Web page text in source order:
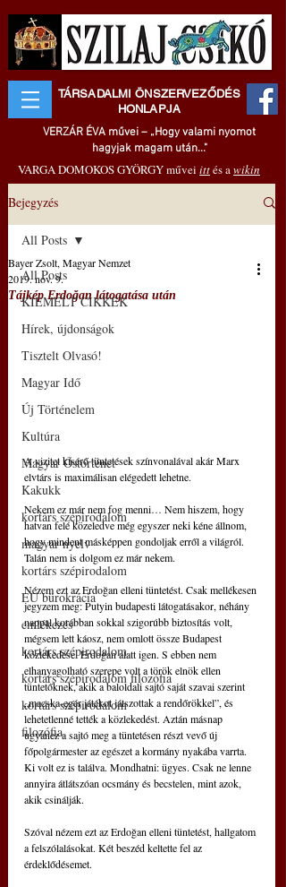
TÁRSADALMI ÖNSZERVEZŐDÉS
HONLAPJA
VERZÁR ÉVA művei – „Hogy valami nyomot
hagyjak magam után..."
VARGA DOMOKOS GYÖRGY művei ittés awikin
Bejegyzés
All Posts
KIEMELT CIKKEK
Hírek, újdonságok
Tisztelt Olvasó!
Magyar Idő
Új Történelem
Kultúra
Magyar Őstörténet
Kakukk
kortárs szépirodalom
magyar nyelv
kortárs szépirodalom
EU bürokrácia
emlékezés
kortárs szépirodalom
kortárs szépirodalom filozófia
kortárs szépirodalom
filozófia
All Posts
Tájkép Erdoğan látogatása után
Bayer Zsolt, Magyar Nemzet
2019. nov. 9.
A vizitet kísérő tüntetések színvonalával akár Marx
elvtárs is maximálisan elégedett lehetne.
Nekem ez már nem fog menni… Nem hiszem, hogy
hatvan felé közeledve még egyszer neki kéne állnom,
hogy mindent másképpen gondoljak erről a világról.
Talán nem is dolgom ez már nekem.
Nézem ezt az Erdoğan elleni tüntetést. Csak mellékesen
jegyzem meg: Putyin budapesti látogatásakor, néhány
nappal korábban sokkal szigorúbb biztosítás volt,
mégsem lett káosz, nem omlott össze Budapest
közlekedése. Erdoğan alatt igen. S ebben nem
elhanyagolható szerepe volt a török elnök ellen
tüntetőknek, akik a baloldali sajtó saját szavai szerint
„macska-egér játékot játszottak a rendőrökkel”, és
lehetetlenné tették a közlekedést. Aztán másnap
ugyanez a sajtó meg a tüntetésen részt vevő új
főpolgármester az egészet a kormány nyakába varrta.
Ki volt ez is találva. Mondhatni: ügyes. Csak ne lenne
annyira átlátszóan ocsmány és becstelen, mint azok,
akik csinálják.
Szóval nézem ezt az Erdoğan elleni tüntetést, hallgatom
a felszólalásokat. Két beszéd keltette fel az
érdeklődésemet.